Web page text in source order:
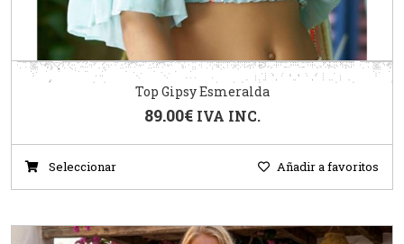
Top Gipsy Esmeralda
89.00€ IVA INC.
Seleccionar Añadir a favoritos